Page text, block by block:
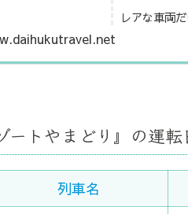
レアな車両
ートやまどり』の運転
列車名